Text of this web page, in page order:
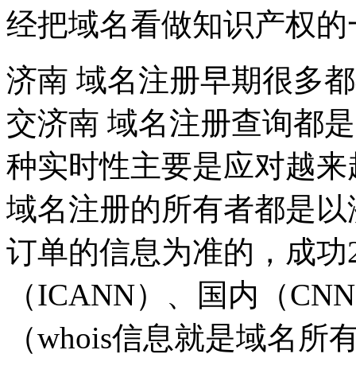
经把域名看做知识产权
济南 域名注册早期很多
交济南 域名注册查询都
种实时性主要是应对越
域名注册的所有者都是
订单的信息为准的，成
（ICANN）、国内（
（whois信息就是域名所